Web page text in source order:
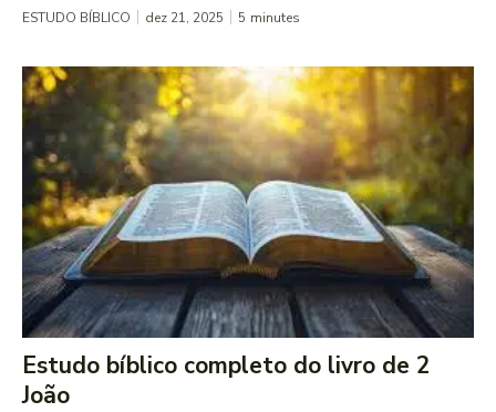
ESTUDO BÍBLICO dez 21, 2025 5 minutes
Estudo bíblico completo do livro de 2
João